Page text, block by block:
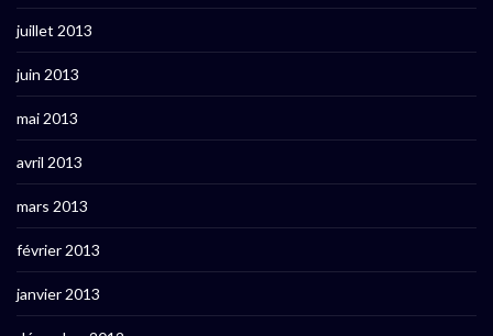
juillet 2013
juin 2013
mai 2013
avril 2013
mars 2013
février 2013
janvier 2013